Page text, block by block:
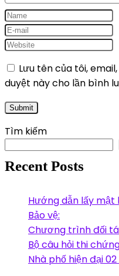
Lưu tên của tôi,
duyệt này cho lần bình
Tìm kiếm
Recent Posts
Hướng dẫn lấy mật
Bảo vệ:
Chương trình đối
Bộ câu hỏi thi
Nhà phố hiện đại